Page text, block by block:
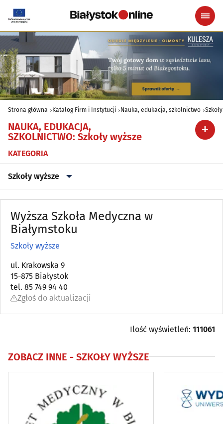
Strona główna Katalog Firm i Instytucji Nauka, edukacja, szkolnictwo
NAUKA, EDUKACJA,
SZKOLNICTWO: Szkoły wyższe
KATEGORIA
Szkoły wyższe
Biblioteki(42)
Kursy przygotowawcze, maturalne
Kursy, szkolenia
Przedszkola(99)
Szkoły artystyczne(21)
Szkoły językowe(44)
Szkoły policealne i podyplomowe
Wyższa Szkoła Medyczna w
Białymstoku
Szkoły wyższe
ul. Krakowska 9
15-875 Białystok
tel. 85 749 94 40
Zgłoś do aktualizacji
Ilość wyświetleń: 111061
ZOBACZ INNE - SZKOŁY WYŻSZE